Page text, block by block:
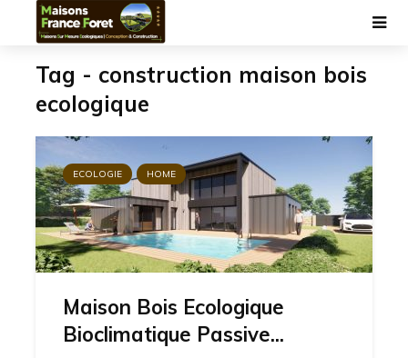
Tag - construction maison bois
ecologique
ECOLOGIE HOME
Maison Bois Ecologique
Bioclimatique Passive...